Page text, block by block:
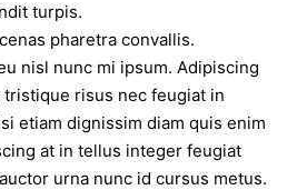
turpis.
pharetra convallis.
nisl nunc mi ipsum. Adipiscing
risus nec feugiat in
etiam dignissim diam quis enim
at in tellus integer feugiat
urna nunc id cursus metus.